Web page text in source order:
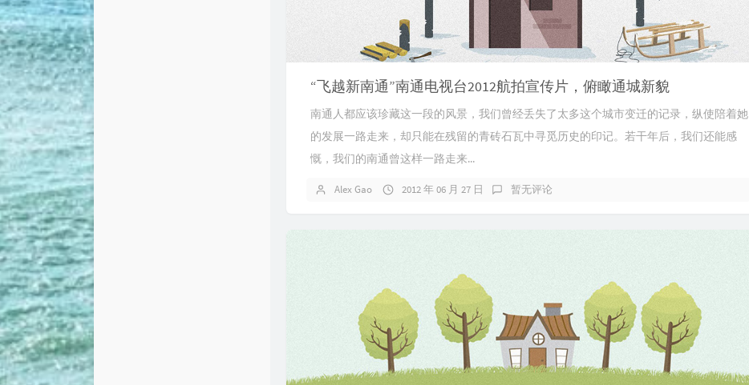
“飞越新南通”南通电视台2012航拍宣传片，俯瞰通城新貌
南通人都应该珍藏这一段的风景，我们曾经丢失了太多这个城市变迁的记录，纵使陪着她
的发展一路走来，却只能在残留的青砖石瓦中寻觅历史的印记。若干年后，我们还能感
慨，我们的南通曾这样一路走来...
Alex Gao 2012 年 06 月 27 日 暂无评论